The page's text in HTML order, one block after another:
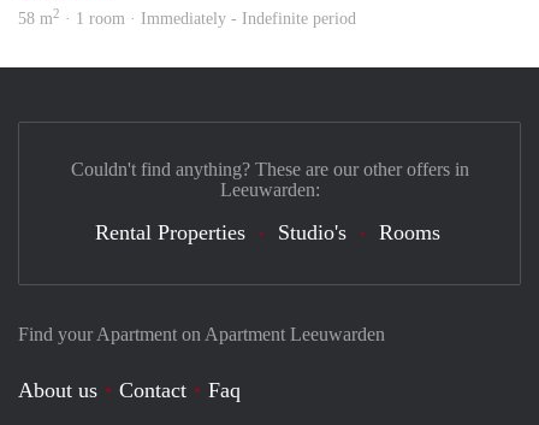
58 m2 · 1 room · Immediately - Indefinite period
Find your Apartment on Apartment Leeuwarden
About us Contact Faq
Couldn't find anything? These are our other offers in
Leeuwarden:
Rental Properties Studio's Rooms